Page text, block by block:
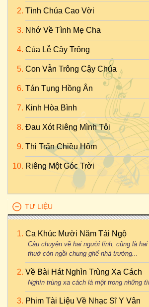
Tình Chúa Cao Vời
Nhớ Về Tình Mẹ Cha
Của Lễ Cậy Trông
Con Vẫn Trông Cậy Chúa
Tán Tụng Hồng Ân
Kinh Hòa Bình
Đau Xót Riêng Mình Tôi
Thị Trấn Chiều Hôm
Riêng Một Góc Trời
TƯ LIỆU
Ca Khúc Mười Năm Tái Ngộ
Câu chuyện về hai người lính, cũng là
thuở còn ngồi chung ghế nhà trường...
Về Bài Hát Nghìn Trùng Xa Cách
Nghìn trùng xa cách là một trong những
Phim Tài Liệu Về Nhạc Sĩ Y Vân